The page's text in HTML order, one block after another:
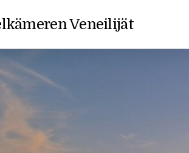
Veneilijät